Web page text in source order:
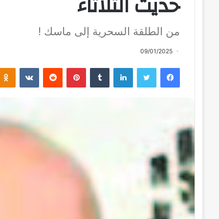
من الطلقة السحرية إلى ماسك !
09/01/2025
فيسبوك تويتر لينكدإن ‏Tumblr بينتيريست
‏Reddit
‏VKontakte